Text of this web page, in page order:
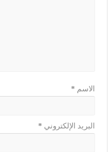
الاسم *
البريد الإلكتروني *